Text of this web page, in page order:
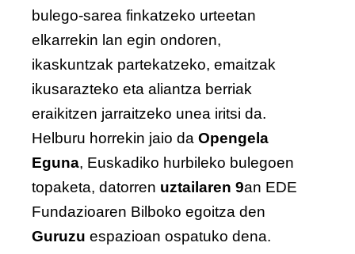
bulego-sarea finkatzeko urteetan
elkarrekin lan egin ondoren,
ikaskuntzak partekatzeko, emaitzak
ikusarazteko eta aliantza berriak
eraikitzen jarraitzeko unea iritsi da.
Helburu horrekin jaio da Opengela
Eguna, Euskadiko hurbileko bulegoen
topaketa, datorren uztailaren 9an EDE
Fundazioaren Bilboko egoitza den
Guruzu espazioan ospatuko dena.